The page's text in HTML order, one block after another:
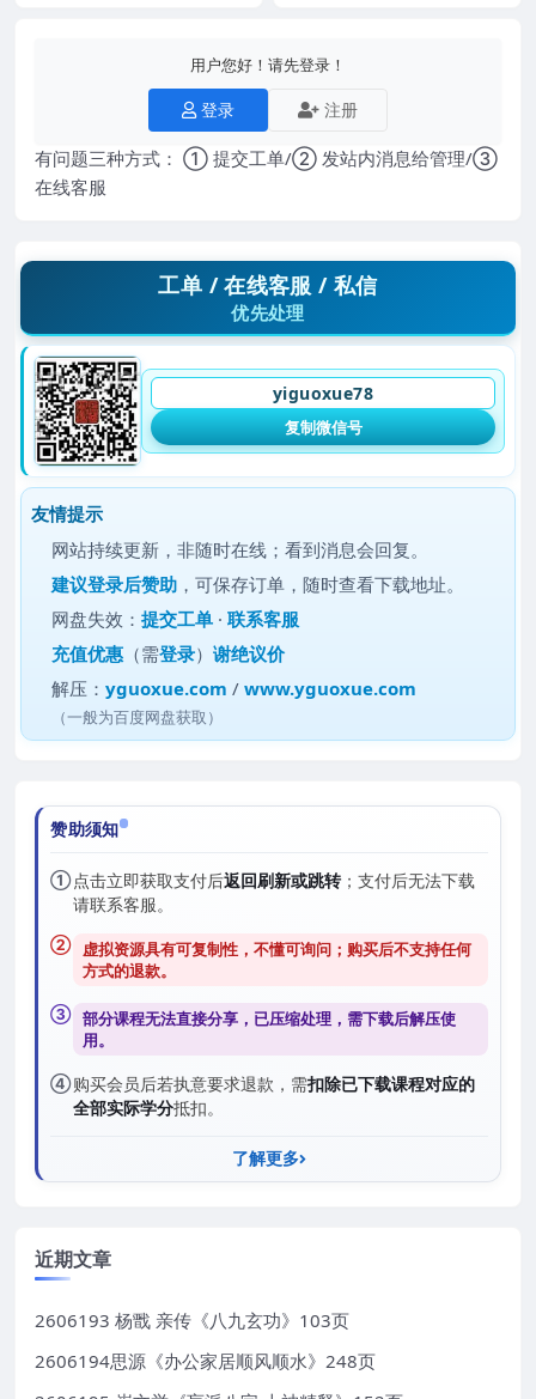
用户您好！请先登录！
登录 注册
有问题三种方式： ① 提交工单/② 发站内消息给管理/③
在线客服
工单 / 在线客服 / 私信
优先处理
yiguoxue78
复制微信号
友情提示
网站持续更新，非随时在线；看到消息会回复。
建议登录后赞助 ，可保存订单，随时查看下载地址。
网盘失效：提交工单 ·联系客服
充值优惠 （需登录）谢绝议价
解压：yguoxue.com /www.yguoxue.com
（一般为百度网盘获取）
赞助须知
①点击立即获取支付后返回刷新或跳转；支付后无法下载
请联系客服。
② 虚拟资源具有可复制性，不懂可询问；购买后不支持任何
方式的退款。
③ 部分课程无法直接分享，已压缩处理，需下载后解压使
用。
④购买会员后若执意要求退款，需扣除已下载课程对应的
全部实际学分抵扣。
了解更多
近期文章
2606193 杨戬 亲传《八九玄功》103页
2606194思源《办公家居顺风顺水》248页